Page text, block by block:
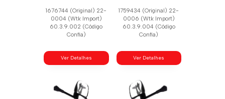
1676744 (Original) 22-
0004 (Wtk Import)
60.3.9.002 (Código
Confia)
Ver Detalhes
1759434 (Original) 22-
0006 (Wtk Import)
60.3.9.004 (Código
Confia)
Ver Detalhes